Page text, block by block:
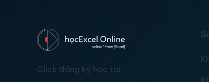
Click đăng ký học tại: